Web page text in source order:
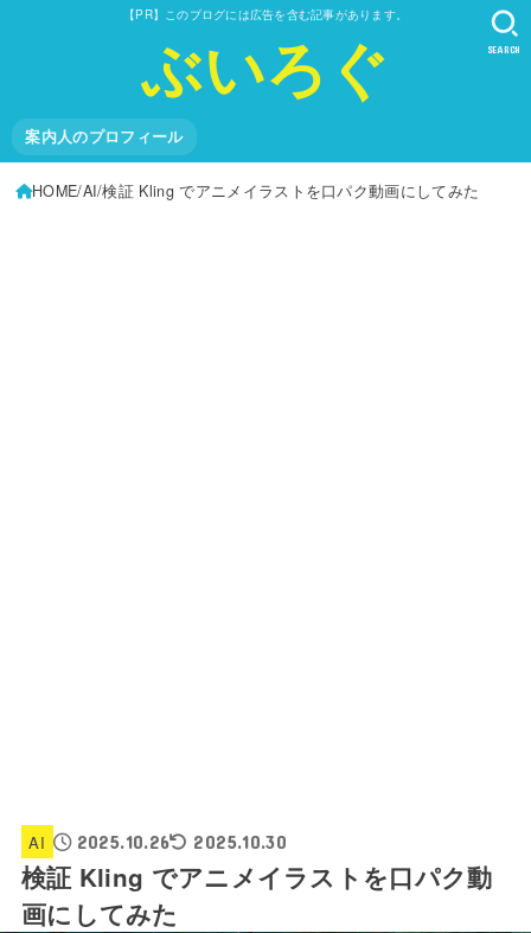
【PR】このブログには広告を含む記事があります。
ぶいろぐ
案内人のプロフィール
SEARCH
HOME AI 検証 Kling でアニメイラストを口パク動画にしてみた
AI 2025.10.26 2025.10.30
検証 Kling でアニメイラストを口パク動
画にしてみた